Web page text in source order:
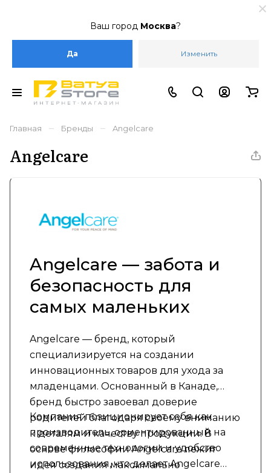
Ваш город Москва?
Да Изменить
Главная – Бренды – Angelcare
Angelcare
Angelcare — забота и
безопасность для
самых маленьких
Angelcare — бренд, который
специализируется на создании
инновационных товаров для ухода за
младенцами. Основанный в Канаде,
бренд быстро завоевал доверие
родителей благодаря своему вниманию
к деталям и качеству продукции. В
основе философии Angelcare лежит
идея создания максимально
Компания позиционирует себя как
производитель, ориентированный на
современные технологии и удобство
использования, что делает Angelcare